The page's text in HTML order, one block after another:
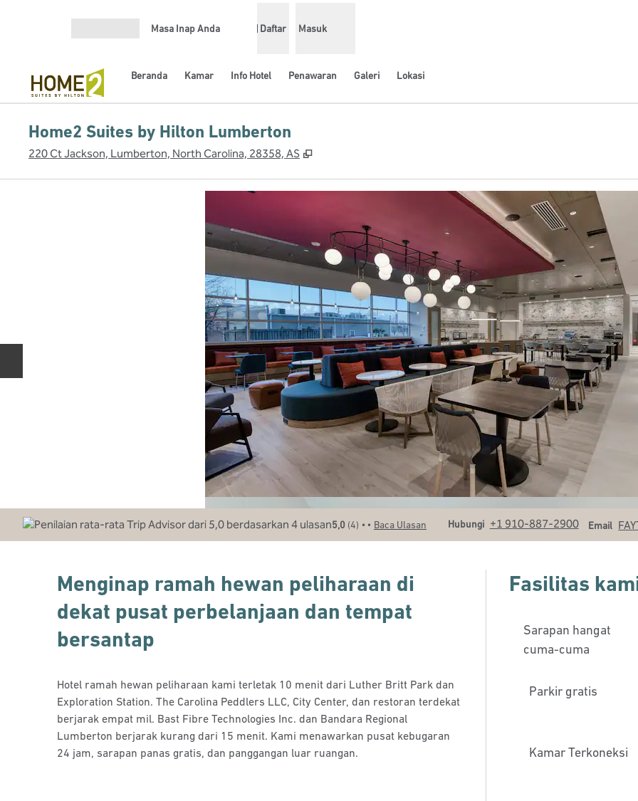
Masa Inap Anda Daftar Masuk
Beranda Kamar Info Hotel Penawaran Galeri Lokasi
Home2 Suites by Hilton Lumberton
220 Ct Jackson, Lumberton, North Carolina, 28358, AS ,
5,0 (4) • • Baca Ulasan Hubungi
Panggilan+1 910-887-2900 Email
Email
Menginap ramah hewan peliharaan di
dekat pusat perbelanjaan dan tempat
bersantap
Hotel ramah hewan peliharaan kami terletak 10 menit dari Luther Britt Park dan
Exploration Station. The Carolina Peddlers LLC, City Center, dan restoran terdekat
berjarak empat mil. Bast Fibre Technologies Inc. dan Bandara Regional
Lumberton berjarak kurang dari 15 menit. Kami menawarkan pusat kebugaran
24 jam, sarapan panas gratis, dan panggangan luar ruangan.
Fasilitas
Sarapan hangat
cuma-cuma
Parkir gratis
Kamar Terkoneksi